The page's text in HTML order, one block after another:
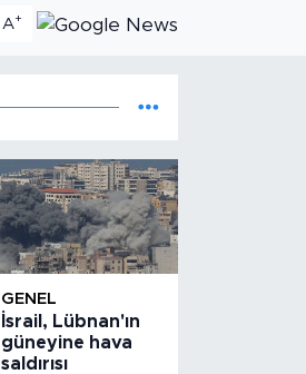
A+
GENEL
İsrail, Lübnan'ın
güneyine hava
saldırısı